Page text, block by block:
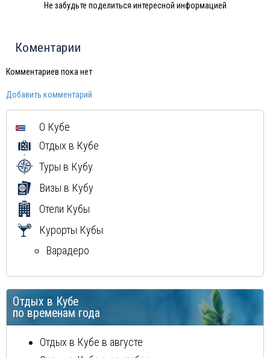
Финляндия
Индия
Марокко
Шри-Ланка
Россия
Мексика
Доминиканская Республика
Мальдивы
Маврикий
Не забудьте поделиться интересной информацией
Коментарии
Комментариев пока нет
Добавить комментарий
О Кубе
Отдых в Кубе
Туры в Кубу
Визы в Кубу
Отели Кубы
Курорты Кубы
Варадеро
Отдых в Кубе
по временам года
Отдых в Кубе в августе